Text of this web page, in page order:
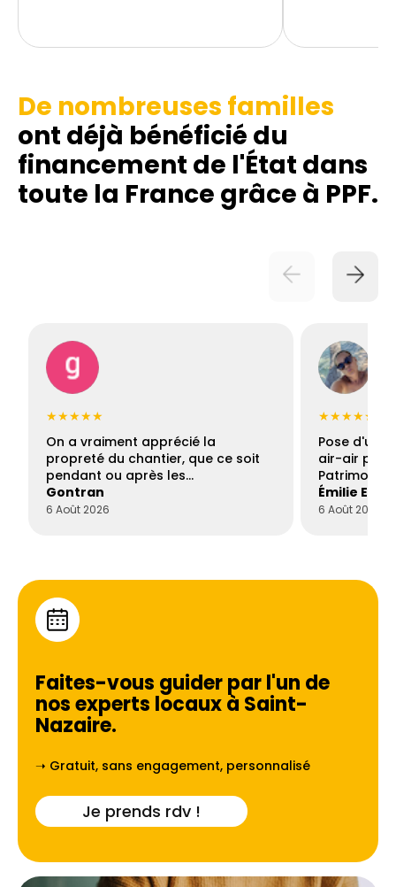
De nombreuses familles
ont déjà bénéficié du
financement de l'État dans
toute la France grâce à PPF.
★★★★★
On a vraiment apprécié la
propreté du chantier, que ce soit
pendant ou après les…
Gontran
6 Août 2026
★★★★★
Pose d'une
air-air par
Patrimoine
Émilie
6 Août 2026
Faites-vous guider par l'un de
nos experts locaux à Saint-
Nazaire.
➝ Gratuit, sans engagement, personnalisé
Je prends rdv !